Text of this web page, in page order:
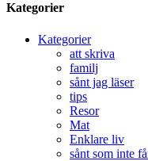
Kategorier
Kategorier
att skriva
familj
sånt jag läser
tips
Resor
Mat
Enklare liv
sånt som inte